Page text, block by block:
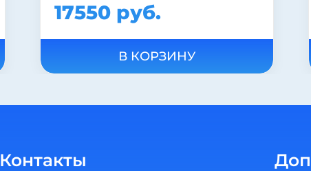
11940 руб.
В КОРЗИНУ
Контакты